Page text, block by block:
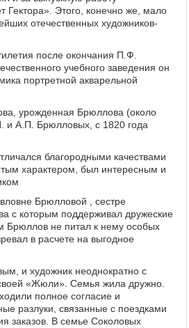
Гектора». Этого, конечно же, мало
отечественных художников-
после окончания П.Ф.
учебного заведения он
портретной акварельной
урожденная Брюллова (около
и А.П. Брюлловых, с 1820 года
благородными качествами
характером, был интересным и
Брюлловой , сестре
с которым поддерживал дружеские
Брюллов не питал к нему особых
в расчете на выгодное
и художник неоднократно с
«Жюли». Семья жила дружно.
полное согласие и
разлуки, связанные с поездками
заказов. В семье Соколовых